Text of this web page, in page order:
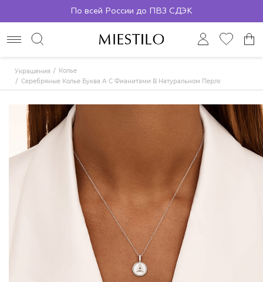
По всей России до ПВЗ СДЭК
Украшения
Колье
Серебряные Колье Буква А С Фианитами В Натуральном Перламутре